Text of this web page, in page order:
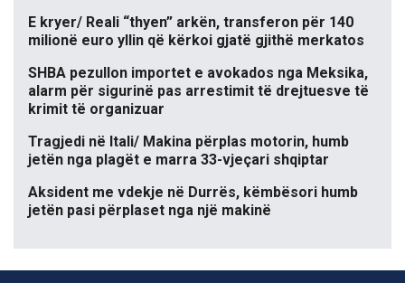
E kryer/ Reali “thyen” arkën, transferon për 140
milionë euro yllin që kërkoi gjatë gjithë merkatos
SHBA pezullon importet e avokados nga Meksika,
alarm për sigurinë pas arrestimit të drejtuesve të
krimit të organizuar
Tragjedi në Itali/ Makina përplas motorin, humb
jetën nga plagët e marra 33-vjeçari shqiptar
Aksident me vdekje në Durrës, këmbësori humb
jetën pasi përplaset nga një makinë